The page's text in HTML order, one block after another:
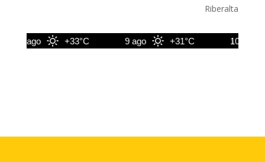
Riberalta
8 ago +33°C 9 ago +31°C 10 ago